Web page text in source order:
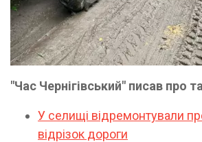
"Час Чернігівський" писав про
У селищі відремонтували
відрізок дороги